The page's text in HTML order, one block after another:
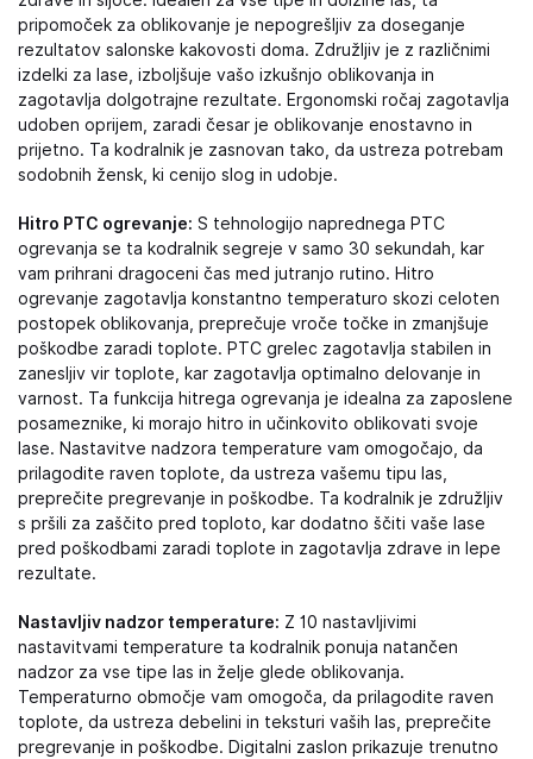
pripomoček za oblikovanje je nepogrešljiv za doseganje
rezultatov salonske kakovosti doma. Združljiv je z različnimi
izdelki za lase, izboljšuje vašo izkušnjo oblikovanja in
zagotavlja dolgotrajne rezultate. Ergonomski ročaj zagotavlja
udoben oprijem, zaradi česar je oblikovanje enostavno in
prijetno. Ta kodralnik je zasnovan tako, da ustreza potrebam
sodobnih žensk, ki cenijo slog in udobje.
Hitro PTC ogrevanje: S tehnologijo naprednega PTC
ogrevanja se ta kodralnik segreje v samo 30 sekundah, kar
vam prihrani dragoceni čas med jutranjo rutino. Hitro
ogrevanje zagotavlja konstantno temperaturo skozi celoten
postopek oblikovanja, preprečuje vroče točke in zmanjšuje
poškodbe zaradi toplote. PTC grelec zagotavlja stabilen in
zanesljiv vir toplote, kar zagotavlja optimalno delovanje in
varnost. Ta funkcija hitrega ogrevanja je idealna za zaposlene
posameznike, ki morajo hitro in učinkovito oblikovati svoje
lase. Nastavitve nadzora temperature vam omogočajo, da
prilagodite raven toplote, da ustreza vašemu tipu las,
preprečite pregrevanje in poškodbe. Ta kodralnik je združljiv
s pršili za zaščito pred toploto, kar dodatno ščiti vaše lase
pred poškodbami zaradi toplote in zagotavlja zdrave in lepe
rezultate.
Nastavljiv nadzor temperature: Z 10 nastavljivimi
nastavitvami temperature ta kodralnik ponuja natančen
nadzor za vse tipe las in želje glede oblikovanja.
Temperaturno območje vam omogoča, da prilagodite raven
toplote, da ustreza debelini in teksturi vaših las, preprečite
pregrevanje in poškodbe. Digitalni zaslon prikazuje trenutno